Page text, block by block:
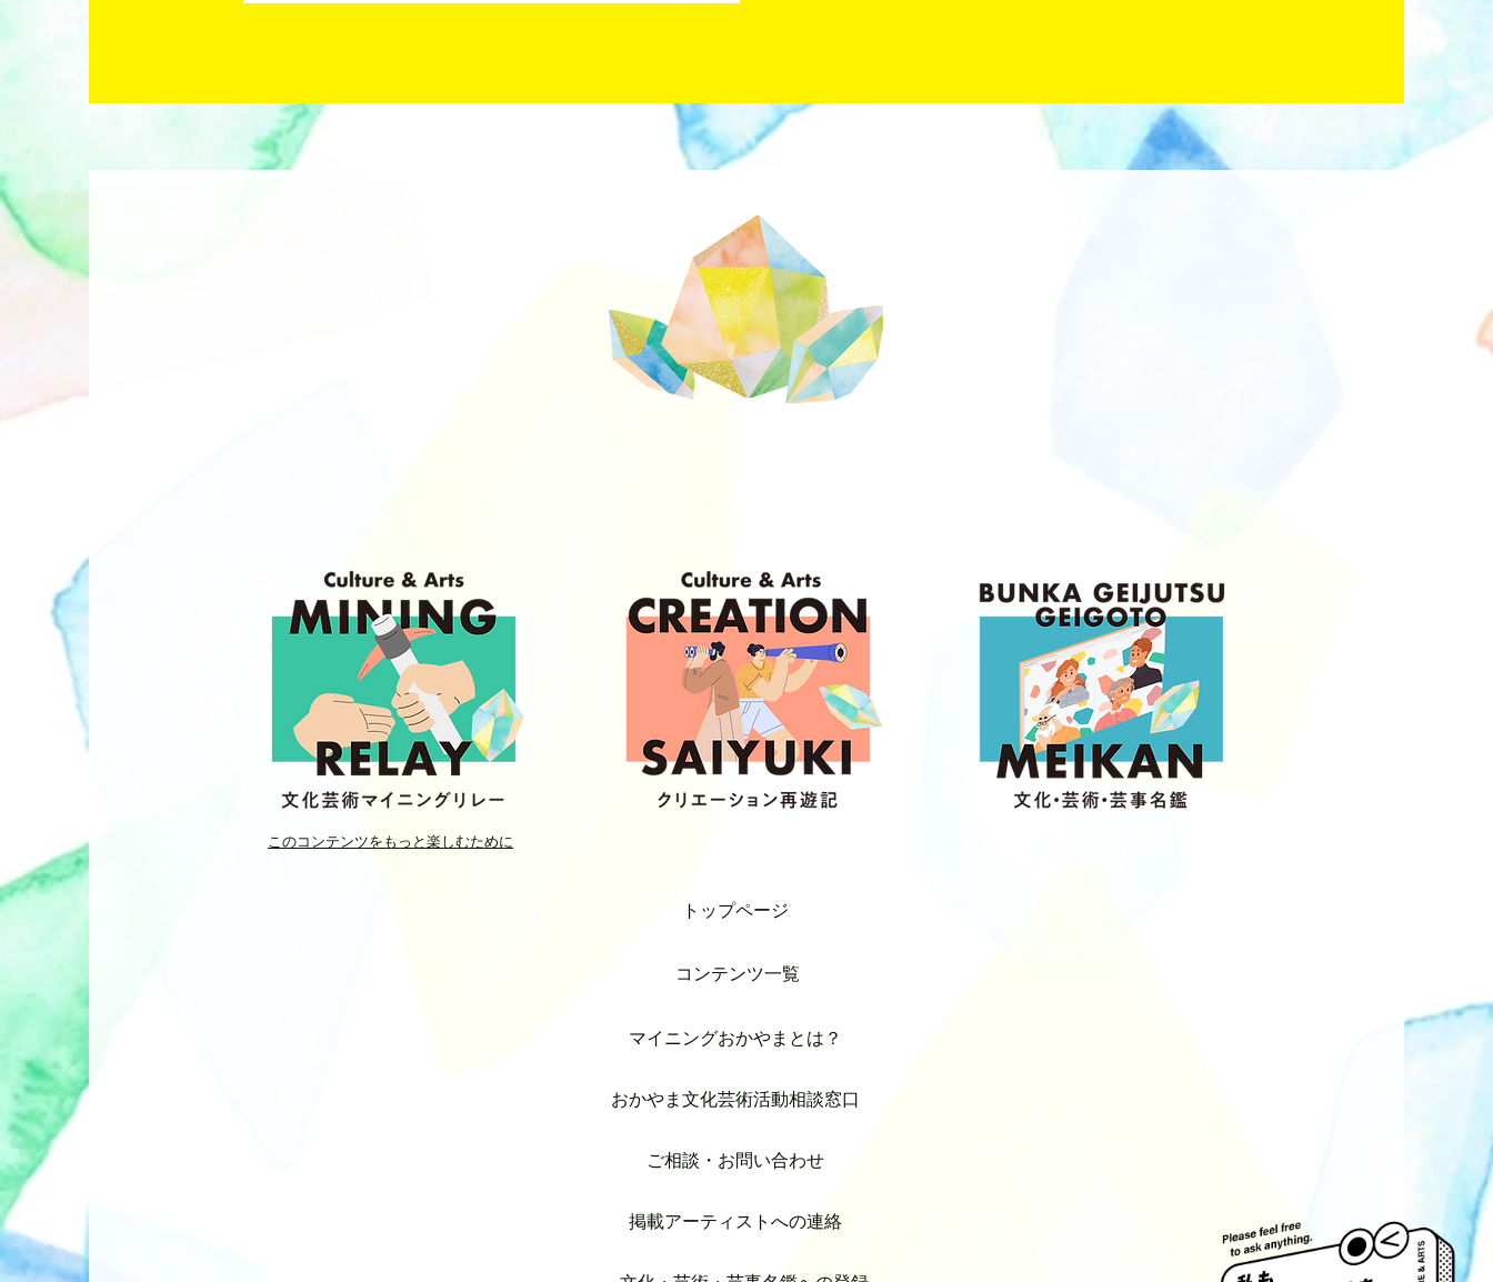
このコンテンツをもっと楽しむために
トップページ
コンテンツ一覧
マイニングおかやまとは？
おかやま文化芸術活動相談窓口
ご相談・お問い合わせ
掲載アーティストへの連絡